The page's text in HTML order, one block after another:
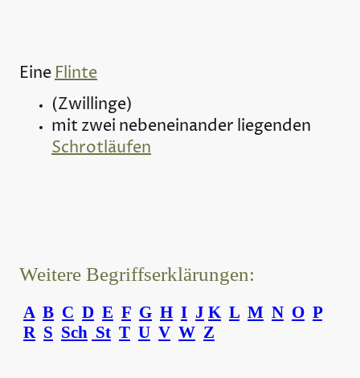
EineFlinte
(Zwillinge)
mit zwei nebeneinander liegenden
Schrotläufen
Weitere Begriffserklärungen:
A B C D E F G H I J K L M N O P
R S Sch St T U V W Z